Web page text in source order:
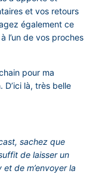
et vos retours
également ce
l’un de vos proches
pour ma
là, très belle
sachez que
de laisser un
de m’envoyer la